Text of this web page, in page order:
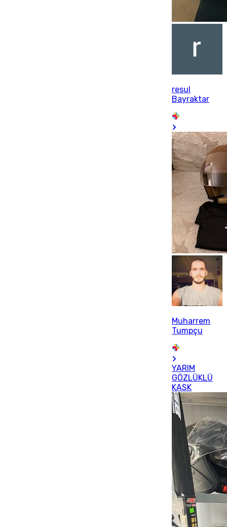
resul
Bayraktar
Muharrem
Tumpçu
YARIM
GÖZLÜKLÜ
KASK